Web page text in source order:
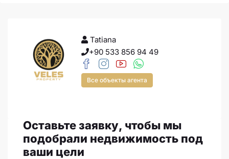
Tatiana
+90 533 856 94 49
Все объекты агента
Оставьте заявку, чтобы мы
подобрали недвижимость под
ваши цели